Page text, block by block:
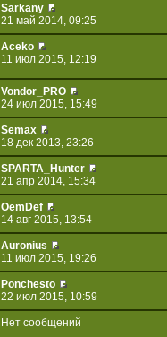
Sarkany
21 май 2014, 09:25
Aceko
11 июл 2015, 12:19
Vondor_PRO
24 июл 2015, 15:49
Semax
18 дек 2013, 23:26
SPARTA_Hunter
21 апр 2014, 15:34
OemDef
14 авг 2015, 13:54
Auronius
11 июл 2015, 19:26
Ponchesto
22 июл 2015, 10:59
Нет сообщений